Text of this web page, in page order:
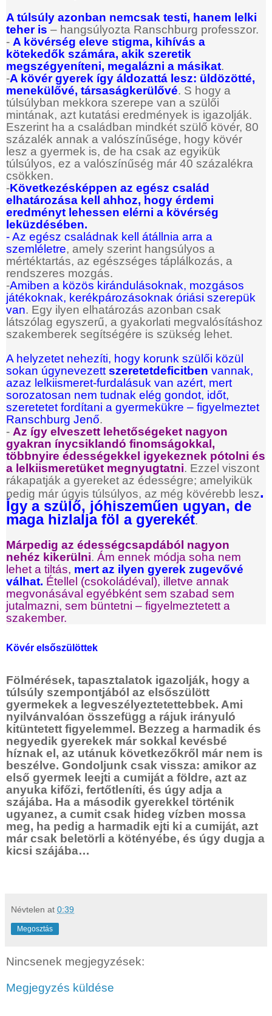
A túlsúly azonban nemcsak testi, hanem lelki
teher is – hangsúlyozta Ranschburg professzor.
- A kövérség eleve stigma, kihívás a
kötekedők számára, akik szeretik
megszégyeníteni, megalázni a másikat.
-A kövér gyerek így áldozattá lesz: üldözötté,
menekülővé, társaságkerülővé. S hogy a
túlsúlyban mekkora szerepe van a szülői
mintának, azt kutatási eredmények is igazolják.
Eszerint ha a családban mindkét szülő kövér, 80
százalék annak a valószínűsége, hogy kövér
lesz a gyermek is, de ha csak az egyikük
túlsúlyos, ez a valószínűség már 40 százalékra
csökken.
-Következésképpen az egész család
elhatározása kell ahhoz, hogy érdemi
eredményt lehessen elérni a kövérség
leküzdésében.
- Az egész családnak kell átállnia arra a
szemléletre, amely szerint hangsúlyos a
mértéktartás, az egészséges táplálkozás, a
rendszeres mozgás.
-Amiben a közös kirándulásoknak, mozgásos
játékoknak, kerékpározásoknak óriási szerepük
van. Egy ilyen elhatározás azonban csak
látszólag egyszerű, a gyakorlati megvalósításhoz
szakemberek segítségére is szükség lehet.
A helyzetet nehezíti, hogy korunk szülői közül
sokan úgynevezett szeretetdeficitben vannak,
azaz lelkiismeret-furdalásuk van azért, mert
sorozatosan nem tudnak elég gondot, időt,
szeretetet fordítani a gyermekükre – figyelmeztet
Ranschburg Jenő.
- Az így elveszett lehetőségeket nagyon
gyakran ínycsiklandó finomságokkal,
többnyire édességekkel igyekeznek pótolni és
a lelkiismeretüket megnyugtatni. Ezzel viszont
rákapatják a gyereket az édességre; amelyikük
pedig már úgyis túlsúlyos, az még kövérebb lesz.
Így a szülő, jóhiszeműen ugyan, de
maga hizlalja föl a gyerekét.
Márpedig az édességcsapdából nagyon
nehéz kikerülni. Ám ennek módja soha nem
lehet a tiltás, mert az ilyen gyerek zugevővé
válhat. Étellel (csokoládéval), illetve annak
megvonásával egyébként sem szabad sem
jutalmazni, sem büntetni – figyelmeztetett a
szakember.
Kövér elsőszülöttek
Fölmérések, tapasztalatok igazolják, hogy a
túlsúly szempontjából az elsőszülött
gyermekek a legveszélyeztetettebbek. Ami
nyilvánvalóan összefügg a rájuk irányuló
kitüntetett figyelemmel. Bezzeg a harmadik és
negyedik gyerekek már sokkal kevésbé
híznak el, az utánuk következőkről már nem is
beszélve. Gondoljunk csak vissza: amikor az
első gyermek leejti a cumiját a földre, azt az
anyuka kifőzi, fertőtleníti, és úgy adja a
szájába. Ha a második gyerekkel történik
ugyanez, a cumit csak hideg vízben mossa
meg, ha pedig a harmadik ejti ki a cumiját, azt
már csak beletörli a kötényébe, és úgy dugja a
kicsi szájába…
Névtelen at 0:39
Megosztás
Nincsenek megjegyzések:
Megjegyzés küldése